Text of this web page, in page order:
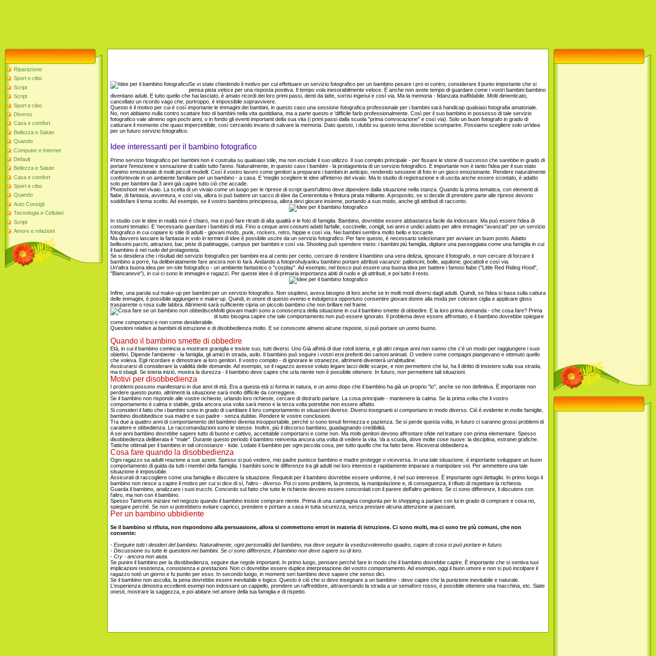
Riparazione
Sport e cibo
Script
Script
Sport e cibo
Diverso
Casa e comfort
Bellezza e Salute
Quando
Computer e Internet
Default
Bellezza e Salute
Casa e comfort
Sport e cibo
Quando
Auto Consigli
Tecnologia e Cellulari
Script
Amore e relazioni
Se vi state chiedendo il motivo per cui effettuare un servizio fotografico per un bambino pesare i pro ei contro, considerare il punto importante che si
pensa pista veloce per una risposta positiva. Il tempo vola inesorabilmente veloce. È anche non avete tempo di guardare come i vostri bambini bambino
diventano adulti. E tutto quello che hai lasciato, è amato ricordi dei loro primi passi, denti da latte, sorrisi ingenui e così via. Ma la memoria - fidanzata inaffidabile. Molti dimenticato,
cancellato un ricordo vago che, purtroppo, è impossibile sopravvivere.
Questo è il motivo per cui è così importante le immagini dei bambini, in questo caso una sessione fotografica professionale per i bambini sarà handicap qualsiasi fotografia amatoriale.
No, non abbiamo nulla contro scattare foto di bambini nella vita quotidiana, ma a parte questo e 'difficile farlo professionalmente. Così per il suo bambino in possesso di tale servizio
fotografico vale almeno ogni pochi anni, o in fondo gli eventi importanti della sua vita (i primi passi dalla scuola "prima convocazione" e così via). Solo un buon fotografo in grado di
catturare il momento che quasi impercettibile, così cercando invano di salvare la memoria. Dato questo, i dubbi su questo tema dovrebbe scomparire. Possiamo scegliere solo un'idea
per un futuro servizio fotografico.
Idee interessanti per il bambino fotografico
Primo servizio fotografico per bambini non è costruita su qualsiasi stile, ma non esclude il suo utilizzo. Il suo compito principale - per fissare le storie di successo che sarebbe in grado di
portare l'emozione e sensazione di caldo tutto l'anno. Naturalmente, in questo caso i bambini - la protagonista di un servizio fotografico. E importante non è tanto l'idea per il suo stato
d'animo emozionale di molti piccoli modelli. Così il vostro lavoro come genitori a preparare i bambini in anticipo, rendendo sessione di foto in un gioco emozionante. Rendere naturalmente
confortevole in un ambiente familiare per un bambino - a casa. E 'meglio scegliere le idee all'interno del vivaio. Ma lo studio di registrazione e di uscita anche essere scontato, è adatto
solo per bambini dai 3 anni già capire tutto ciò che accade.
Photoshoot nel vivaio. La scelta di un vivaio come un luogo per le riprese di script quest'ultimo deve dipendere dalla situazione nella stanza. Quando la prima tematica, con elementi di
fiabe, di fantasia, avventura, e così via, allora si può battere un sacco di idee da Cenerentola e finitura pirata militante. A proposito, se si decide di prendere parte alle riprese devono
soddisfare il tema scelto. Ad esempio, se il vostro bambino principessa, allora devi giocare insieme, portando a suo modo, anche gli attributi di racconto.
In studio con le idee in realtà non è chiaro, ma si può fare ritratti di alta qualità e le foto di famiglia. Bambino, dovrebbe essere abbastanza facile da indossare. Ma può essere l'idea di
costumi tematici. E 'necessario guardare i bambini di età. Fino a cinque anni costumi adatti farfalle, coccinelle, conigli, sei anni e undici adatto per altre immagini "avanzati" per un servizio
fotografico in cui copiare lo stile di adulti - giovani mods, punk, rockers, retro, hippie e così via. Nei bambini sembra molto bello e toccante.
Ma davvero lasciare la fantasia in volo in termini di idee è possibile uscire da un servizio fotografico. Per fare questo, è necessario selezionare per avviare un buon posto. Adatto
bellissimi parchi, attrazioni, bar, piste di pattinaggio, campus per bambini e così via. Shooting può spendere misto: i bambini più famiglia, digitare una passeggiata come una famiglia in cui
il bambino è nel ruolo del protagonista.
Se si desidera che i risultati del servizio fotografico per bambini era al cento per cento, cercare di rendere il bambino una vera delizia, ignorare il fotografo, e non cercare di forzare il
bambino a porre, ha deliberatamente fare ancora non lo farà. Andando a fotoprohulyanku bambino portare attributi vacanze: palloncini, bolle, aquilone, giocattoli e così via.
Un'altra buona idea per on-site fotografico - un ambiente fantastico o "cosplay". Ad esempio, nel bosco può essere una buona idea per battere i famosi fiabe ("Little Red Riding Hood",
"Biancaneve"), in cui ci sono le immagini e ragazzi. Per queste idee è di primaria importanza abiti di ruolo e gli attributi, e poi tutto il resto.
Infine, una parola sul make-up per bambini per un servizio fotografico. Non stupitevi, aveva bisogno di loro anche se in molti modi diversi dagli adulti. Quindi, se l'idea si basa sulla cattura
delle immagini, è possibile aggiungere e make-up. Quindi, in onore di questo evento e indulgenza opportuno consentire giovani donne alla moda per colorare ciglia e applicare gloss
trasparente o rosa sulle labbra. Altrimenti sarà sufficiente cipria un piccolo bambino che non brillare nel frame.
Molti giovani madri sono a conoscenza della situazione in cui il bambino smette di obbedire. E la loro prima domanda - che cosa fare? Prima
di tutto bisogna capire che tale comportamento non può essere ignorato. Il problema deve essere affrontato, e il bambino dovrebbe spiegare
come comportarsi e non come desiderabile.
Questioni relative ai bambini di istruzione e di disobbedienza molto. E se conoscete almeno alcune risposte, si può portare un uomo buono.
Quando il bambino smette di obbedire
Età, in cui il bambino comincia a mostrare graniglia e insiste suo, tutti diversi. Uno Già all'età di due rotoli isteria, e gli altri cinque anni non sanno che c'è un modo per raggiungere i suoi
obiettivi. Dipende l'ambiente - la famiglia, gli amici in strada, asilo. Il bambino può seguire i vostri eroi preferiti dei cartoni animati. O vedere come compagni piangevano e ottenuto quello
che voleva. Egli ricordare e dimostrare ai loro genitori. Il vostro compito - di ignorare le stranezze, altrimenti diventerà un'abitudine.
Assicurarsi di considerare la validità delle domande. Ad esempio, se il ragazzo avesse voluto legare lacci delle scarpe, e non permettere che lui, ha il diritto di insistere sulla sua strada,
ma ti sbagli. Se isteria iniziò, mostra la durezza - il bambino deve capire che urla niente non è possibile ottenere. In futuro, non permettere tali situazioni.
Motivi per disobbedienza
I problemi possono manifestarsi in due anni di età. Era a questa età si forma in natura, e un anno dopo che il bambino ha già un proprio "io", anche se non definitiva. È importante non
perdere questo punto, altrimenti la situazione sarà molto difficile da correggere.
Se il bambino non risponde alle vostre richieste, urlando loro richieste, cercare di distrarlo parlare. La cosa principale - mantenere la calma. Se la prima volta che il vostro
comportamento è calma e stabile, grida ancora una volta sarà meno e la terza volta potrebbe non essere affatto.
Si consideri il fatto che i bambini sono in grado di cambiare il loro comportamento in situazioni diverse. Diversi insegnanti si comportano in modo diverso. Ciò è evidente in molte famiglie,
bambino disobbedisce sua madre e suo padre - senza dubbio. Rendere le vostre conclusioni.
Tra due a quattro anni di comportamento del bambino diventa insopportabile, perché si sono tenuti fermezza e pazienza. Se si perde questa volta, in futuro ci saranno grossi problemi di
carattere e obbedienza. Le raccomandazioni sono le stesse. Inoltre, più il discorso bambino, guadagnando credibilità.
A sei anni bambino dovrebbe sapere tutto di buono e cattivo, accettabile comportarsi e come non. Ma molti genitori devono affrontare sfide nel trattare con prima elementare. Spesso
disobbedienza deliberata è "male". Durante questo periodo il bambino reinventa ancora una volta di vedere la vita. Va a scuola, dove molte cose nuove: la disciplina, estranei grafiche.
Tattiche ottimali per il bambino in tali circostanze - lode. Lodate il bambino per ogni piccola cosa, per tutto quello che ha fatto bene. Riceverai obbedienza.
Cosa fare quando la disobbedienza
Ogni ragazzo sa adulti reazione a sue azioni. Spesso si può vedere, mio ​​padre punisce bambino e madre protegge o viceversa. In una tale situazione, è importante sviluppare un buon
comportamento di guida da tutti i membri della famiglia. I bambini sono le differenze tra gli adulti nei loro interessi e rapidamente imparare a manipolare voi. Per ammettere una tale
situazione è impossibile.
Assicurati di raccogliere come una famiglia e discutere la situazione. Requisiti per il bambino dovrebbe essere uniforme, è nel suo interesse. È importante ogni dettaglio. In primo luogo il
bambino non riesce a capire il motivo per cui si dice di sì, l'altro - diverso. Poi ci sono problemi, la protesta, la manipolazione e, di conseguenza, il rifiuto di rispettare la richiesta.
Guarda il bambino, analizzare i suoi trucchi. Concordo sul fatto che tutte le richieste devono essere concordati con il parere dell'altro genitore. Se ci sono differenze, li discutere con
l'altro, ma non con il bambino.
Spesso Tantrums iniziare nel negozio quando il bambino insiste comprare niente. Prima di una campagna congiunta per lo shopping a parlare con lui in grado di comprare e cosa no,
spiegare perché. Se non si potrebbero evitare capricci, prendere e portare a casa in tutta sicurezza, senza prestare alcuna attenzione ai passanti.
Per un bambino ubbidiente
Se il bambino si rifiuta, non rispondono alla persuasione, allora si commettono errori in materia di istruzione. Ci sono molti, ma ci sono tre più comuni, che non
consente:
- Eseguire tutti i desideri del bambino. Naturalmente, ogni personalità del bambino, ma deve seguire la vsedozvolennoho quadro, capire di cosa si può portare in futuro.
- Discussione su tutte le questioni nei bambini. Se ci sono differenze, il bambino non deve sapere su di loro.
- Cry - ancora non aiuta.
Se punire il bambino per la disobbedienza, seguire due regole importanti. In primo luogo, pensare perché fare in modo che il bambino dovrebbe capire. È importante che si sentiva tuoi
implicazioni resistenza, consistenza e prestazioni. Non ci dovrebbe essere duplice interpretazione del vostro comportamento. Ad esempio, oggi il buon umore e non si può incolpare il
ragazzo notò un giorno e fu punito per esso. In secondo luogo, in momenti seri bambino deve sapere che senso dici.
Se il bambino non ascolta, la pena dovrebbe essere inevitabile e logico. Questo è ciò che si deve insegnare a un bambino - deve capire che la punizione inevitabile e naturale.
L'esperienza dimostra eccellenti esempi non indossare un cappello, prendere un raffreddore, attraversando la strada a un semaforo rosso, è possibile ottenere una macchina, etc. Siate
onesti, mostrare la saggezza, e poi abitare nel amore della tua famiglia e di rispetto.